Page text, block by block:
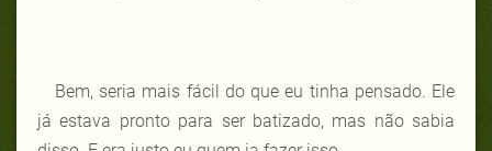
Bem, seria mais fácil do que eu tinha pensado. Ele
já estava pronto para ser batizado, mas não sabia